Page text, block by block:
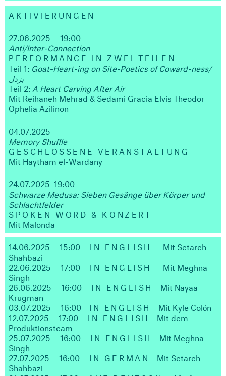
AKTIVIERUNGEN
27.06.2025
19:00
Anti/Inter-Connection
PERFORMANCE IN ZWEI TEILEN
Teil 1: Goat-Heart-ing on Site-Poetics of Coward-ness/
بزدل
Teil 2: A Heart Carving After Air
Mit Reihaneh Mehrad & Sedami Gracia Elvis Theodor
Ophelia Azilinon
04.07.2025
Memory Shuffle
GESCHLOSSENE VERANSTALTUNG
Mit Haytham el-Wardany
24.07.2025 19:00
Schwarze Medusa: Sieben Gesänge über Körper und
Schlachtfelder
SPOKEN WORD & KONZERT
Mit Malonda
14.06.2025
15:00 IN ENGLISH
Mit Setareh
Shahbazi
22.06.2025
17:00 IN ENGLISH
Mit Meghna
Singh
26.06.2025
16:00 IN ENGLISH
Mit Nayaa
Krugman
03.07.2025
16:00 IN ENGLISH
Mit Kyle Colón
12.07.2025
17:00 IN ENGLISH
Mit dem
Produktionsteam
25.07.2025
16:00 IN ENGLISH
Mit Meghna
Singh
27.07.2025
16:00 IN GERMAN
Mit Setareh
Shahbazi